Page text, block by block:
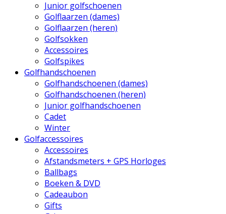
Junior golfschoenen
Golflaarzen (dames)
Golflaarzen (heren)
Golfsokken
Accessoires
Golfspikes
Golfhandschoenen
Golfhandschoenen (dames)
Golfhandschoenen (heren)
Junior golfhandschoenen
Cadet
Winter
Golfaccessoires
Accessoires
Afstandsmeters + GPS Horloges
Ballbags
Boeken & DVD
Cadeaubon
Gifts